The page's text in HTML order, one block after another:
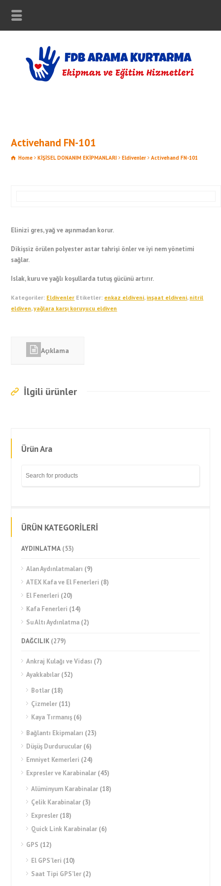
Activehand FN-101
Home KİŞİSEL DONANIM EKİPMANLARI Eldivenler Activehand FN-101
Elinizi gres, yağ ve aşınmadan korur.
Dikişsiz örülen polyester astar tahrişi önler ve iyi nem yönetimi
sağlar.
Islak, kuru ve yağlı koşullarda tutuş gücünü artırır.
Kategoriler: Eldivenler Etiketler: enkaz eldiveni, inşaat eldiveni, nitril
eldiven,yağlara karşı koruyucu eldiven
Açıklama
İlgili ürünler
Ürün Ara
ÜRÜN KATEGORİLERİ
AYDINLATMA (53)
Alan Aydınlatmaları (9)
ATEX Kafa ve El Fenerleri (8)
El Fenerleri (20)
Kafa Fenerleri (14)
Su Altı Aydınlatma (2)
DAĞCILIK (279)
Ankraj Kulağı ve Vidası (7)
Ayakkabılar (52)
Botlar (18)
Çizmeler (11)
Kaya Tırmanış (6)
Bağlantı Ekipmaları (23)
Düşüş Durdurucular (6)
Emniyet Kemerleri (24)
Expresler ve Karabinalar (45)
Alüminyum Karabinalar (18)
Çelik Karabinalar (3)
Expresler (18)
Quick Link Karabinalar (6)
GPS (12)
El GPS’leri (10)
Saat Tipi GPS’ler (2)